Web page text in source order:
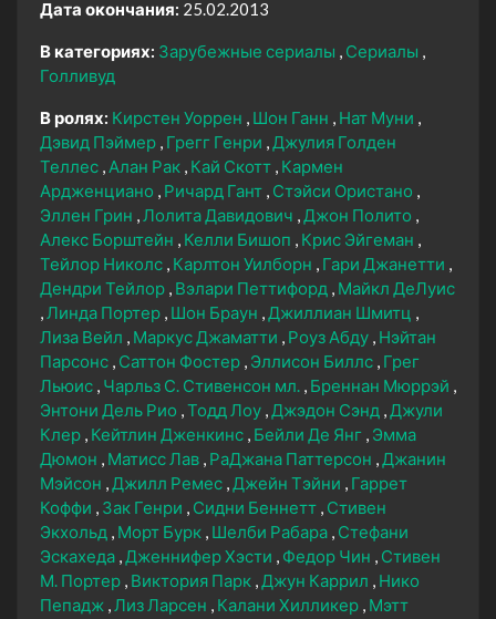
Дата окончания: 25.02.2013
В категориях: Зарубежные сериалы
Сериалы
Голливуд
В ролях: Кирстен Уоррен Шон Ганн
Нат Муни
Дэвид Пэймер Грегг Генри
Джулия Голден
Теллес Алан Рак Кай Скотт Кармен
Ардженциано
Ричард Гант Стэйси Ористано
Эллен Грин
Лолита Давидович
Джон Полито
Алекс Борштейн
Келли Бишоп
Крис Эйгеман
Тейлор Николс Карлтон Уилборн
Гари Джанетти
Дендри Тейлор Вэлари Петтифорд
Майкл ДеЛуис
Линда Портер Шон Браун
Джиллиан Шмитц
Лиза Вейл
Маркус Джаматти Роуз Абду Нэйтан
Парсонс Саттон Фостер Эллисон Биллс Грег
Льюис Чарльз С. Стивенсон мл. Бреннан Мюррэй
Энтони Дель Рио Тодд Лоу Джэдон Сэнд
Джули
Клер Кейтлин Дженкинс Бейли Де Янг Эмма
Дюмон
Матисс Лав РаДжана Паттерсон
Джанин
Мэйсон
Джилл Ремес Джейн Тэйни
Гаррет
Коффи
Зак Генри Сидни Беннетт Стивен
Экхольд
Морт Бурк Шелби Рабара Стефани
Эскахеда Дженнифер Хэсти Федор Чин
Стивен
М. Портер Виктория Парк Джун Каррил
Нико
Пепадж Лиз Ларсен Калани Хилликер Мэтт